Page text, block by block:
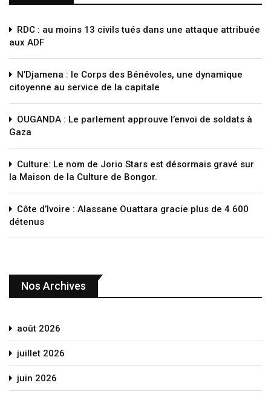
RDC : au moins 13 civils tués dans une attaque attribuée
aux ADF
N’Djamena : le Corps des Bénévoles, une dynamique
citoyenne au service de la capitale
OUGANDA : Le parlement approuve l’envoi de soldats à
Gaza
Culture: Le nom de Jorio Stars est désormais gravé sur
la Maison de la Culture de Bongor.
Côte d’Ivoire : Alassane Ouattara gracie plus de 4 600
détenus
Nos Archives
août 2026
juillet 2026
juin 2026